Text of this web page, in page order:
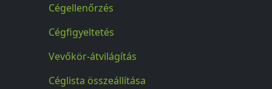
Cégellenőrzés
Cégfigyeltetés
Vevőkör-átvilágítás
Céglista összeállítása